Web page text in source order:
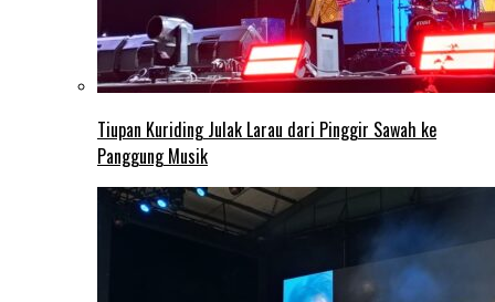
Tiupan Kuriding Julak Larau dari Pinggir Sawah ke
Panggung Musik